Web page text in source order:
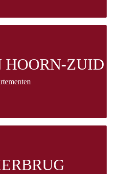
HOORN-ZUID